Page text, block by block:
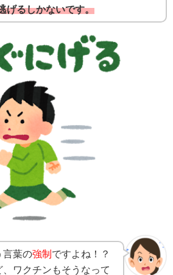
げるしかないです。
言葉の強制ですよね！？
ワクチンもそうなって